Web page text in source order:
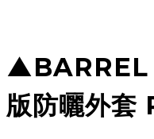
▲BARREL
版防曬外套